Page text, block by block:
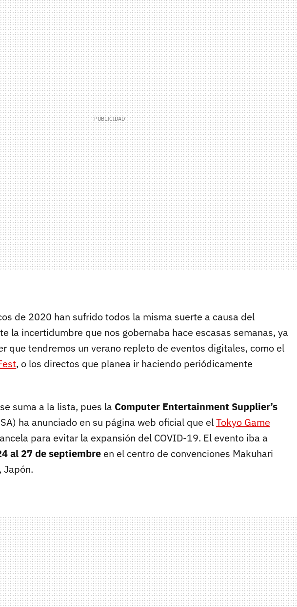
de 2020 han sufrido todos la misma suerte a causa del
la incertidumbre que nos gobernaba hace escasas semanas, ya
que tendremos un verano repleto de eventos digitales, como el
, o los directos que planea ir haciendo periódicamente
suma a la lista, pues la Computer Entertainment Supplier’s
ha anunciado en su página web oficial que elTokyo Game
para evitar la expansión del COVID-19. El evento iba a
al 27 de septiembre en el centro de convenciones Makuhari
Japón.